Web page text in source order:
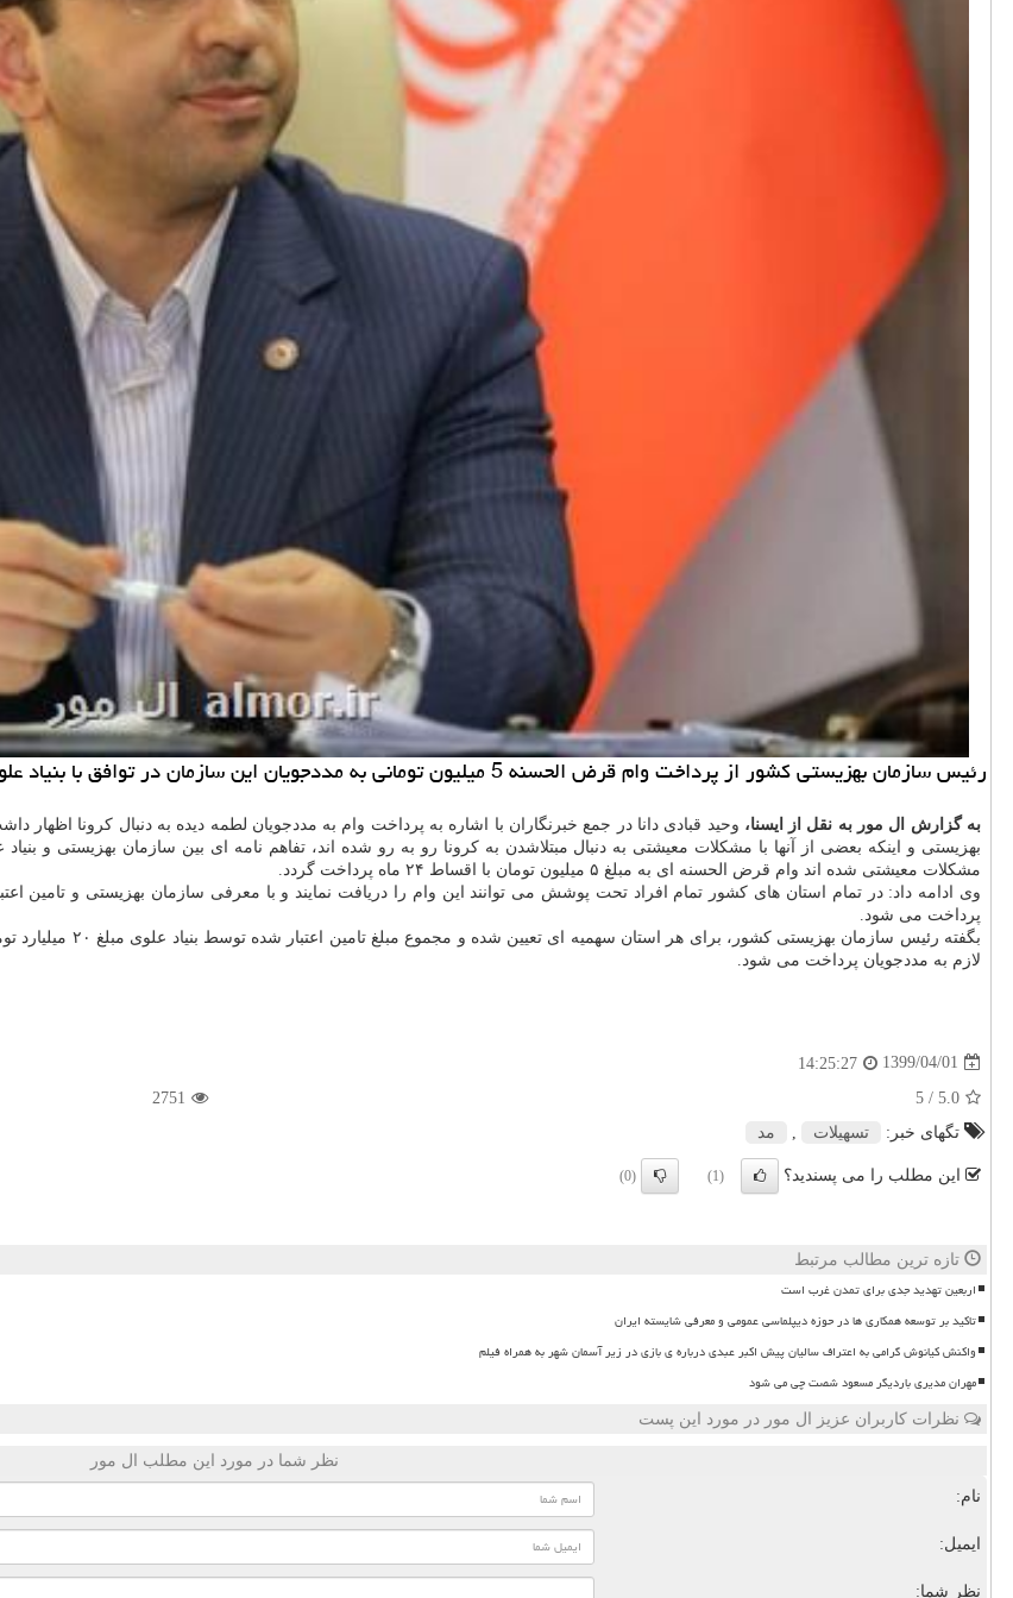
رئیس سازمان بهزیستی كشور از پرداخت وام قرض الحسنه 5 میلیون تومانی به مددجویان این سازمان در توافق با بنیاد علوی آگاهی داد.
به گزارش ال مور به نقل از ایسنا، وحید قبادی دانا در جمع خبرنگاران با اشاره به پرداخت وام به مددجویان لطمه دیده به دنبال کرونا
مشکلات معیشتی شده اند وام قرض الحسنه ای به مبلغ ۵ میلیون تومان با اقساط ۲۴ ماه پرداخت گردد.
وی ادامه داد: در تمام استان های کشور تمام افراد تحت پوشش می توانند این وام را دریافت نمایند و با معرفی سازمان بهزیستی و تامین
پرداخت می شود.
بگفته رئیس سازمان
لازم به مددجویان پرداخت می شود.
1399/04/01
14:25:27
5.0
/ 5
2751
تگهای خبر:
تسهیلات مد
این مطلب را می پسندید؟ (1)
(0)
تازه ترین مطالب مرتبط
اربعین تهدید جدی برای تمدن غرب است
تاکید بر توسعه همکاری ها در حوزه دیپلماسی عمومی و معرفی شایسته ایران
واکنش کیانوش گرامی به اعتراف سالیان پیش اکبر عبدی درباره ی بازی در زیر آسمان شهر به همراه فیلم
مهران مدیری باردیگر مسعود شصت چی می شود
نظرات کاربران عزیز ال مور در مورد این پست
نظر شما در مورد این مطلب ال مور
نام:
ایمیل:
نظر شما: